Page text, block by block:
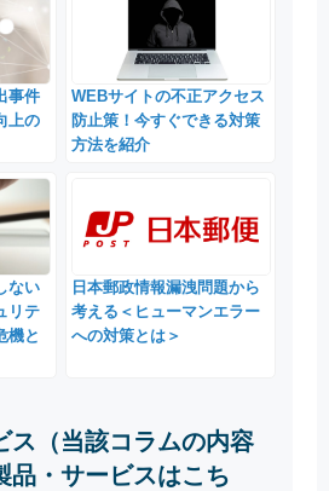
事件
上の
WEBサイトの不正アクセス
防止策！今すぐできる対策
方法を紹介
ない
リテ
機と
日本郵政情報漏洩問題から
考える＜ヒューマンエラー
への対策とは＞
ス（当該コラムの内容
品・サービスはこち